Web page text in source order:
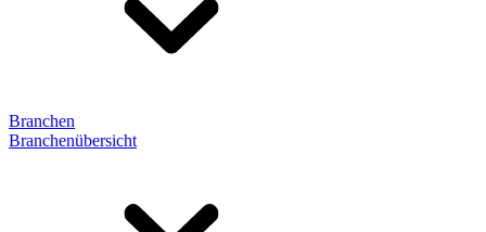
Branchen
Branchenübersicht